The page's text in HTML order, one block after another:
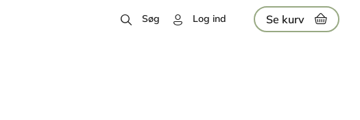
Søg Log ind Se kurv